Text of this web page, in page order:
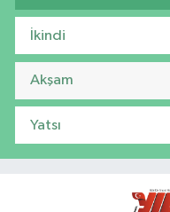
İkindi
Akşam
Yatsı